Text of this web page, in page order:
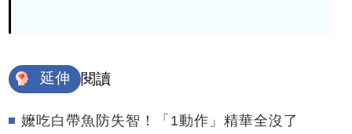
延伸 閱讀
嬤吃白帶魚防失智！「1動作」精華全沒了